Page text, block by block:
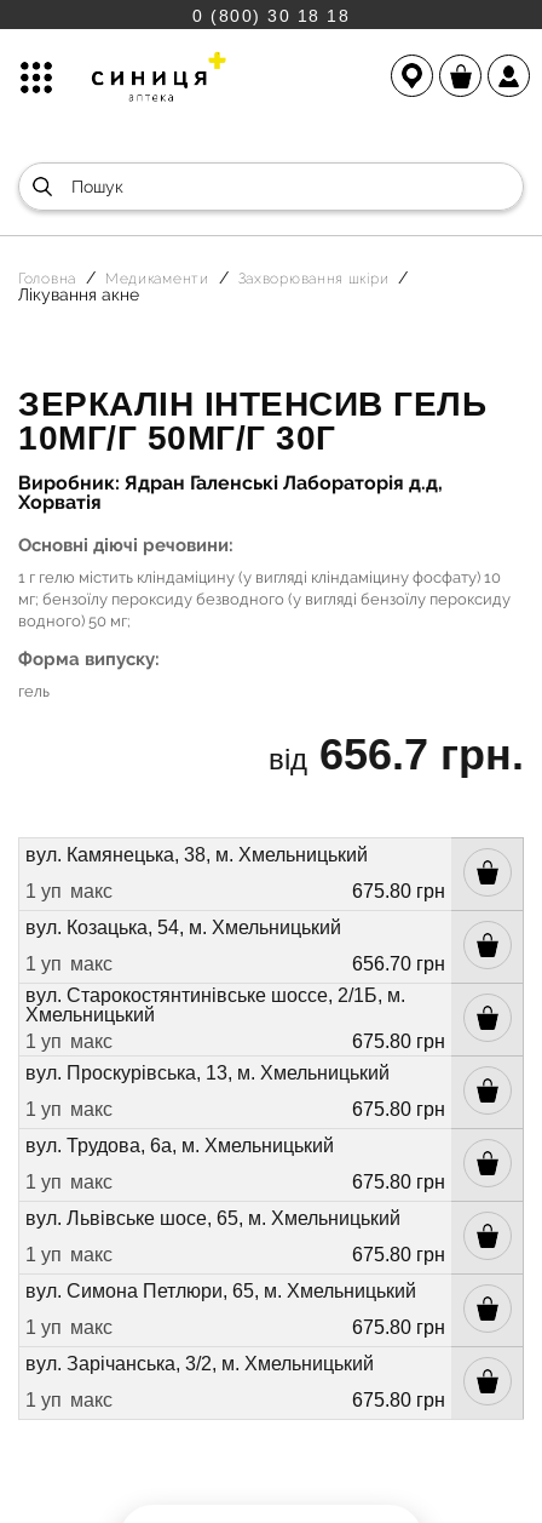
0 (800) 30 18 18
Головна Медикаменти Захворювання шкіри
Лікування акне
ЗЕРКАЛІН ІНТЕНСИВ ГЕЛЬ
10МГ/Г 50МГ/Г 30Г
Виробник: Ядран Галенські Лабораторія д.д,
Хорватія
Основні діючі речовини:
1 г гелю містить кліндаміцину (у вигляді кліндаміцину фосфату) 10
мг; бензоїлу пероксиду безводного (у вигляді бензоїлу пероксиду
водного) 50 мг;
Форма випуску:
гель
від 656.7 грн.
вул. Камянецька, 38, м. Хмельницький
1 уп макс
675.80 грн
вул. Козацька, 54, м. Хмельницький
1 уп макс
656.70 грн
вул. Старокостянтинівське шоссе, 2/1Б, м.
Хмельницький
1 уп макс
675.80 грн
вул. Проскурівська, 13, м. Хмельницький
1 уп макс
675.80 грн
вул. Трудова, 6а, м. Хмельницький
1 уп макс
675.80 грн
вул. Львівське шосе, 65, м. Хмельницький
1 уп макс
675.80 грн
вул. Симона Петлюри, 65, м. Хмельницький
1 уп макс
675.80 грн
вул. Зарічанська, 3/2, м. Хмельницький
1 уп макс 675.80 грн